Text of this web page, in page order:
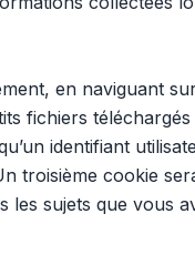
en naviguant
fichiers
identifiant
troisième cookie
les sujets que vous